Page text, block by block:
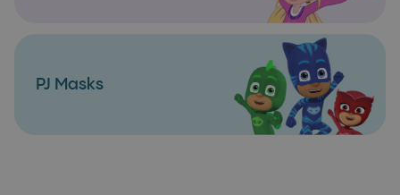
PJ Masks